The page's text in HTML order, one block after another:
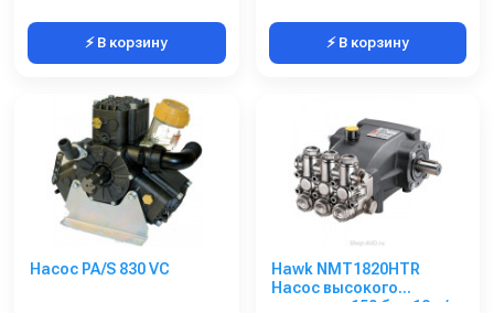
⚡ В корзину ⚡ В корзину
Насос PA/S 830 VC
Hawk NMT1820HTR
Насос высокого
давления 150 бар 18 л/